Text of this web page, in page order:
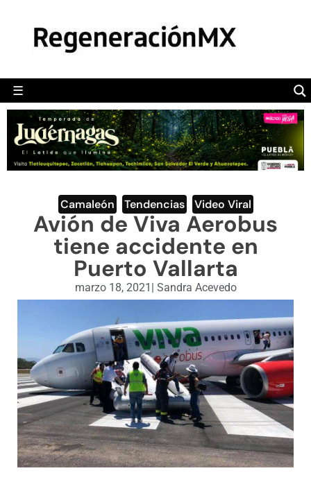
☰
POLÍTICA
CAMALEÓN
OPINIÓN
DEPORTES
ENGLISH SECTION
VIDEOS
Camaleón Tendencias Video Viral
Avión de Viva Aerobus
tiene accidente en
Puerto Vallarta
marzo 18, 2021 | Sandra Acevedo